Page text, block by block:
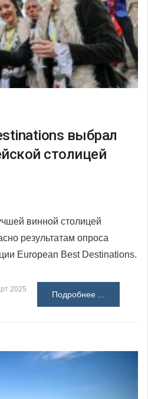
выбрал
столицей
винной столицей
результатам опроса
European Best Destinations.
2025
Подробнее ...